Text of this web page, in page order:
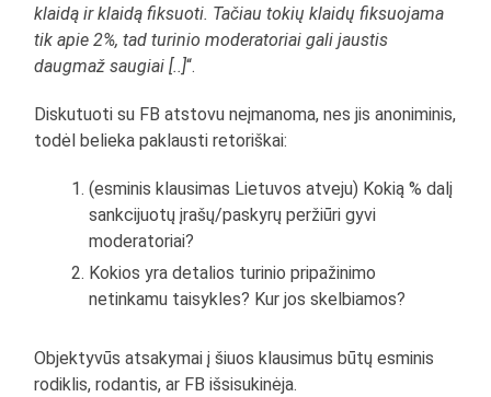
klaidą ir klaidą fiksuoti. Tačiau tokių klaidų fiksuojama
tik apie 2%, tad turinio moderatoriai gali jaustis
daugmaž saugiai [..]“.
Diskutuoti su FB atstovu neįmanoma, nes jis anoniminis,
todėl belieka paklausti retoriškai:
(esminis klausimas Lietuvos atveju) Kokią % dalį
sankcijuotų įrašų/paskyrų peržiūri gyvi
moderatoriai?
Kokios yra detalios turinio pripažinimo
netinkamu taisykles? Kur jos skelbiamos?
Objektyvūs atsakymai į šiuos klausimus būtų esminis
rodiklis, rodantis, ar FB išsisukinėja.